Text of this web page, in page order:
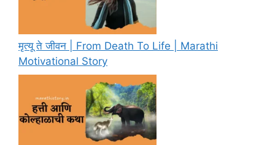
मृत्यू ते जीवन | From Death To Life | Marathi
Motivational Story